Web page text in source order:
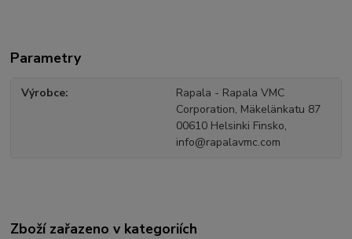
Parametry
Výrobce
Rapala - Rapala VMC
Corporation, Mäkelänkatu 87
00610 Helsinki Finsko,
info@rapalavmc.com
Zboží zařazeno v kategoriích